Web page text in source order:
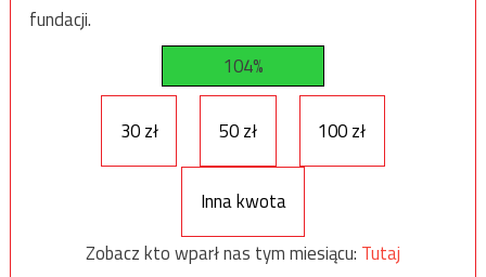
fundacji.
104%
30 zł 50 zł 100 zł
Inna kwota
Zobacz kto wparł nas tym miesiącu: Tutaj